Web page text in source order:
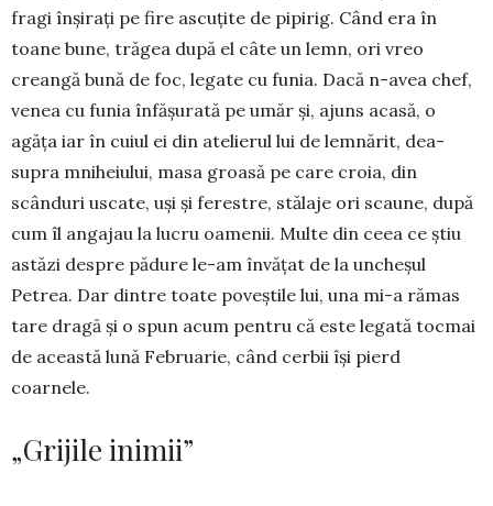
fragi înșirați pe fire as­cu­țite de pipirig. Când era în
toane bune, trăgea după el câte un lemn, ori vreo
creangă bună de foc, legate cu funia. Dacă n-avea chef,
venea cu funia înfășurată pe umăr și, ajuns acasă, o
agăța iar în cuiul ei din atelierul lui de lemnă­rit, dea­
supra mniheiului, masa groa­să pe care croia, din
scânduri uscate, uși și ferestre, stălaje ori scaune, după
cum îl angajau la lucru oame­nii. Multe din ceea ce știu
astăzi despre pădure le-am învățat de la un­che­șul
Petrea. Dar dintre toate poveș­tile lui, una mi-a rămas
tare dragă și o spun acum pentru că este le­ga­tă tocmai
de această lună Februarie, când cerbii își pierd
coarnele.
„Grijile inimii”